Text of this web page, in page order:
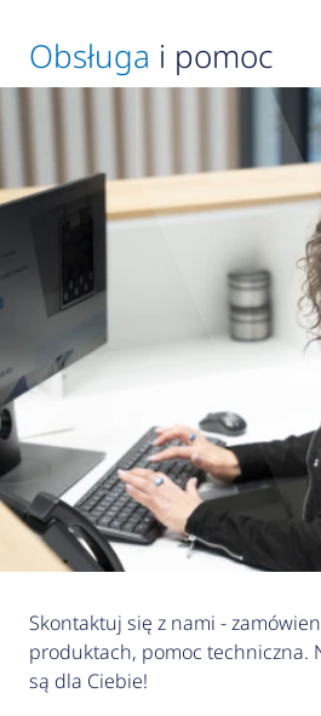
Obsługa i pomoc
Skontaktuj się z nami -
produktach, pomoc techniczna.
są dla Ciebie!